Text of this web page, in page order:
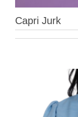
Capri Jurk